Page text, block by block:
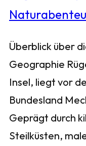
Überblick über
Geographie
Insel, liegt vor
Bundesland
Geprägt durch
Steilküsten,